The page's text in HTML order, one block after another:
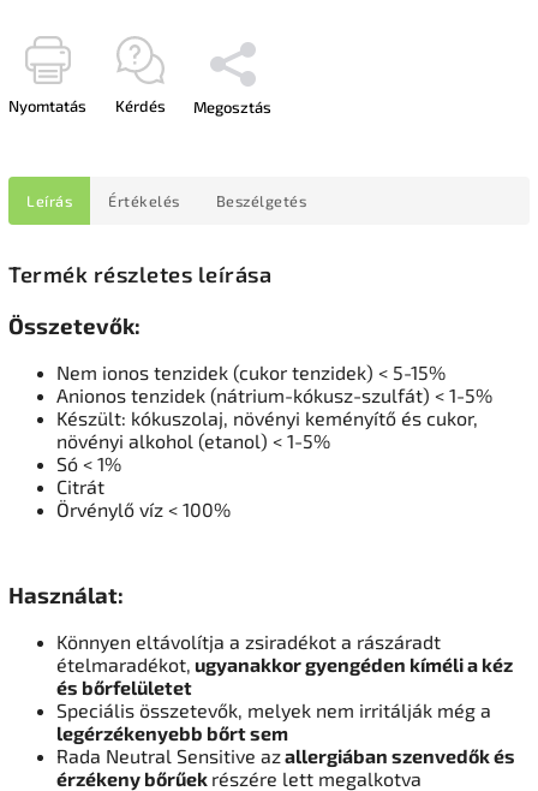
Nyomtatás Kérdés Megosztás
Leírás Értékelés Beszélgetés
Termék részletes leírása
Összetevők:
Nem ionos tenzidek (cukor tenzidek) < 5-15%
Anionos tenzidek (nátrium-kókusz-szulfát) < 1-5%
Készült: kókuszolaj, növényi keményítő és cukor,
növényi alkohol (etanol) < 1-5%
Só < 1%
Citrát
Örvénylő víz < 100%
Használat:
Könnyen eltávolítja a zsiradékot a rászáradt
ételmaradékot, ugyanakkor gyengéden kíméli a kéz
és bőrfelületet
Speciális összetevők, melyek nem irritálják még a
legérzékenyebb bőrt sem
Rada Neutral Sensitive azallergiában szenvedők és
érzékeny bőrűek részére lett megalkotva